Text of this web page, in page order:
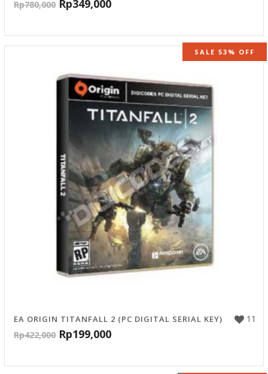
Rp780,000 Rp349,000
SALE 53% OFF
11
EA ORIGIN TITANFALL 2 (PC DIGITAL SERIAL KEY)
Rp422,000 Rp199,000